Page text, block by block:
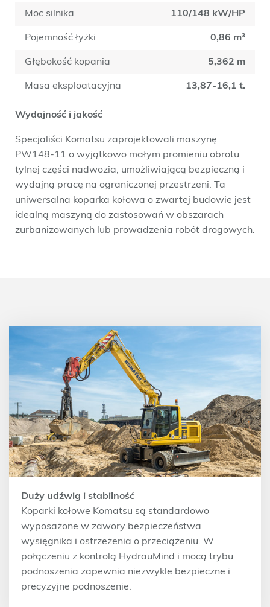
Moc silnika 110/148 kW/HP
Pojemność łyżki 0,86 m³
Głębokość kopania 5,362 m
Masa eksploatacyjna 13,87-16,1 t.
Wydajność i jakość
Specjaliści Komatsu zaprojektowali maszynę
PW148-11 o wyjątkowo małym promieniu obrotu
tylnej części nadwozia, umożliwiającą bezpieczną i
wydajną pracę na ograniczonej przestrzeni. Ta
uniwersalna koparka kołowa o zwartej budowie jest
idealną maszyną do zastosowań w obszarach
zurbanizowanych lub prowadzenia robót drogowych.
Duży udźwig i stabilność
Koparki kołowe Komatsu są standardowo
wyposażone w zawory bezpieczeństwa
wysięgnika i ostrzeżenia o przeciążeniu. W
połączeniu z kontrolą HydrauMind i mocą trybu
podnoszenia zapewnia niezwykle bezpieczne i
precyzyjne podnoszenie.